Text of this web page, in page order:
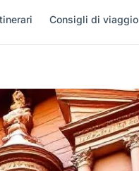
Consigli di viaggio